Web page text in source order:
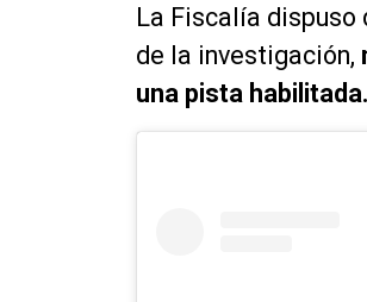
La Fiscalía dispuso
de la investigación,
una pista habilitada.